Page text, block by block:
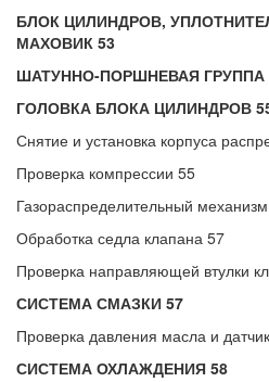
БЛОК ЦИЛИНДРОВ,
МАХОВИК 53
ШАТУННО-ПОРШНЕВАЯ ГРУППА
ГОЛОВКА БЛОКА ЦИЛИНДРОВ
Снятие и установка корпуса
Проверка компрессии 55
Газораспределительный
Обработка седла клапана 57
Проверка направляющей втулки
СИСТЕМА СМАЗКИ 57
Проверка давления масла и
СИСТЕМА ОХЛАЖДЕНИЯ 58